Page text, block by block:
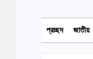
প্রচ্ছদ জাতীয়